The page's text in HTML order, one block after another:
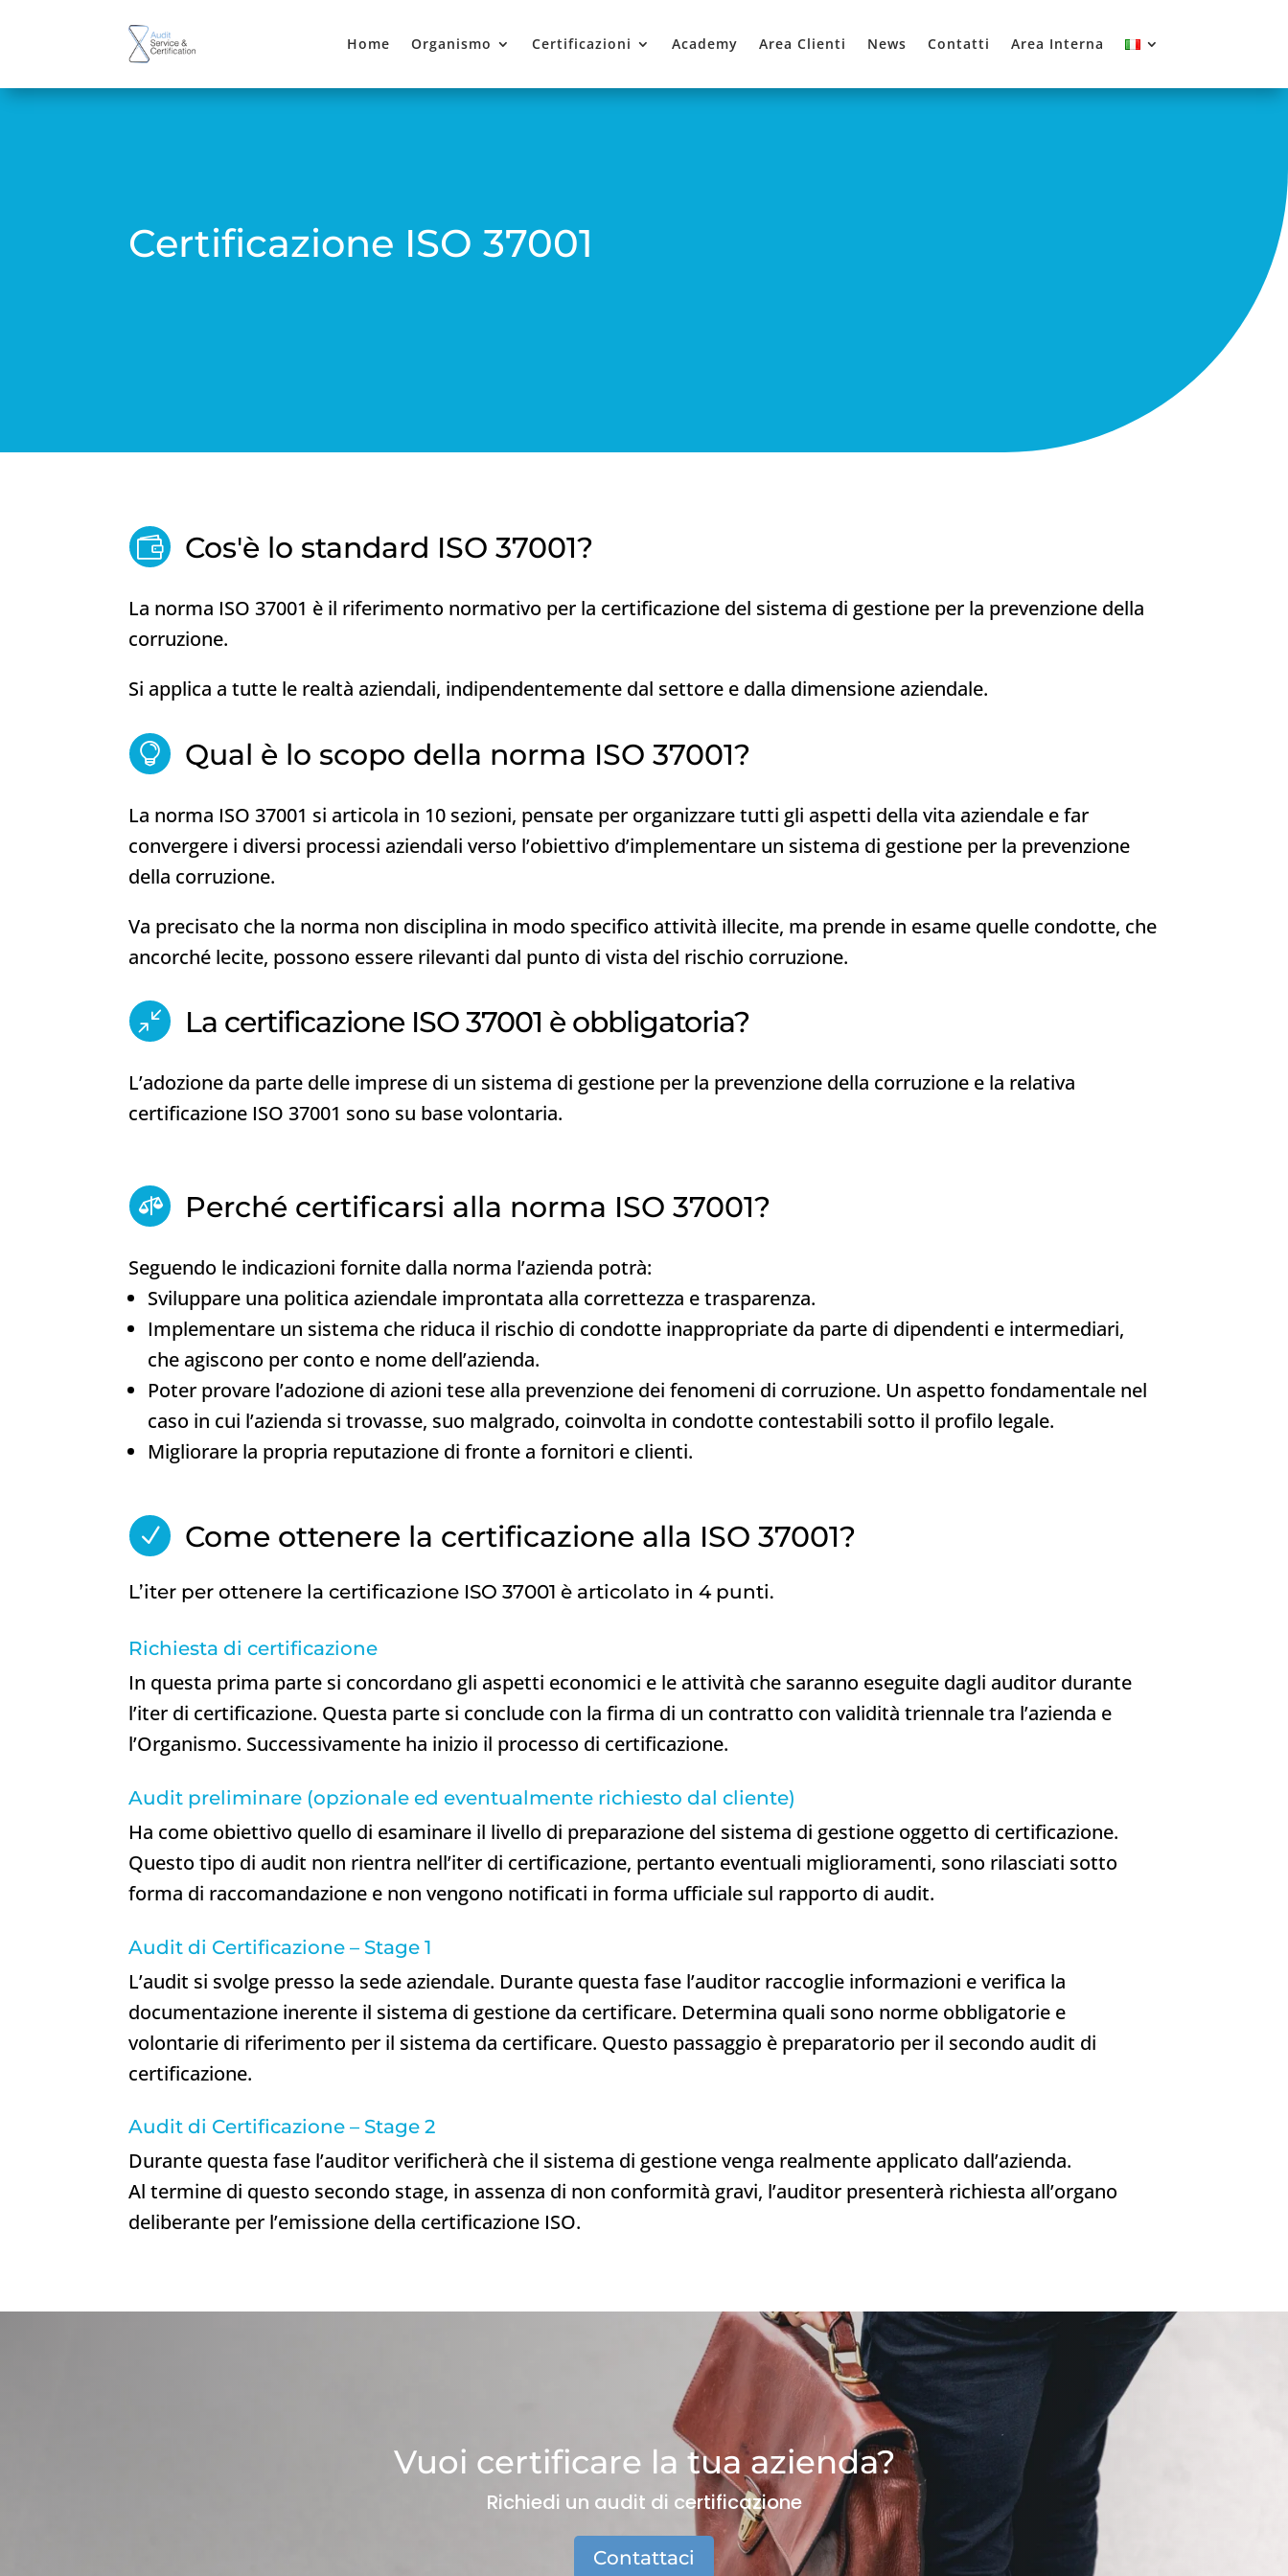
Home Organismo Certificazioni Academy Area Clienti News Contatti Area Interna
Certificazione ISO 37001
 Cos'è lo standard ISO 37001?
La norma ISO 37001 è il riferimento normativo per la certificazione del sistema di gestione per la prevenzione della
corruzione.
Si applica a tutte le realtà aziendali, indipendentemente dal settore e dalla dimensione aziendale.
 Qual è lo scopo della norma ISO 37001?
La norma ISO 37001 si articola in 10 sezioni, pensate per organizzare tutti gli aspetti della vita aziendale e far
convergere i diversi processi aziendali verso l’obiettivo d’implementare un sistema di gestione per la prevenzione
della corruzione.
Va precisato che la norma non disciplina in modo specifico attività illecite, ma prende in esame quelle condotte, che
ancorché lecite, possono essere rilevanti dal punto di vista del rischio corruzione.
/ La certificazione ISO 37001 è obbligatoria?
L’adozione da parte delle imprese di un sistema di gestione per la prevenzione della corruzione e la relativa
certificazione ISO 37001 sono su base volontaria.
 Perché certificarsi alla norma ISO 37001?
Seguendo le indicazioni fornite dalla norma l’azienda potrà:
Sviluppare una politica aziendale improntata alla correttezza e trasparenza.
Implementare un sistema che riduca il rischio di condotte inappropriate da parte di dipendenti e intermediari,
che agiscono per conto e nome dell’azienda.
Poter provare l’adozione di azioni tese alla prevenzione dei fenomeni di corruzione. Un aspetto fondamentale nel
caso in cui l’azienda si trovasse, suo malgrado, coinvolta in condotte contestabili sotto il profilo legale.
Migliorare la propria reputazione di fronte a fornitori e clienti.
N Come ottenere la certificazione alla ISO 37001?
L’iter per ottenere la certificazione ISO 37001 è articolato in 4 punti.
Richiesta di certificazione
In questa prima parte si concordano gli aspetti economici e le attività che saranno eseguite dagli auditor durante
l’iter di certificazione. Questa parte si conclude con la firma di un contratto con validità triennale tra l’azienda e
l’Organismo. Successivamente ha inizio il processo di certificazione.
Audit preliminare (opzionale ed eventualmente richiesto dal cliente)
Ha come obiettivo quello di esaminare il livello di preparazione del sistema di gestione oggetto di certificazione.
Questo tipo di audit non rientra nell’iter di certificazione, pertanto eventuali miglioramenti, sono rilasciati sotto
forma di raccomandazione e non vengono notificati in forma ufficiale sul rapporto di audit.
Audit di Certificazione – Stage 1
L’audit si svolge presso la sede aziendale. Durante questa fase l’auditor raccoglie informazioni e verifica la
documentazione inerente il sistema di gestione da certificare. Determina quali sono norme obbligatorie e
volontarie di riferimento per il sistema da certificare. Questo passaggio è preparatorio per il secondo audit di
certificazione.
Audit di Certificazione – Stage 2
Durante questa fase l’auditor verificherà che il sistema di gestione venga realmente applicato dall’azienda.
Al termine di questo secondo stage, in assenza di non conformità gravi, l’auditor presenterà richiesta all’organo
deliberante per l’emissione della certificazione ISO.
Vuoi certificare la tua azienda?
Richiedi un audit di certificazione
Contattaci